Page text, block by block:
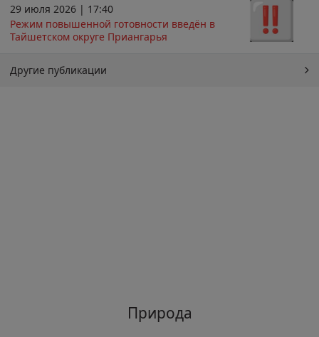
29 июля 2026 | 17:40
Режим повышенной готовности введён в
Тайшетском округе Приангарья
Другие публикации
Природа